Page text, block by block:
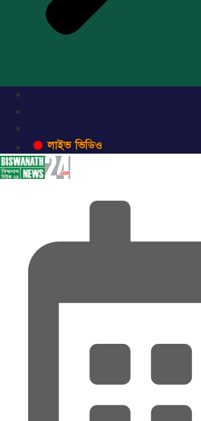
লাইভ ভিডিও